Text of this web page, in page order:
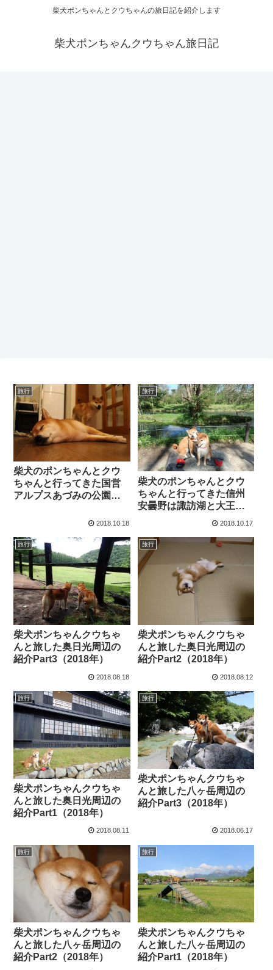
柴犬ポンちゃんとクウちゃんの旅日記を紹介します
柴犬ポンちゃんクウちゃん旅日記
旅行
柴犬のポンちゃんとクウ
ちゃんと行ってきた国営
アルプスあづみの公園、
ェニックスウィング白馬
2018.10.18
旅行
柴犬のポンちゃんとクウ
ちゃんと行ってきた信州
安曇野は諏訪湖と大王わ
さび農場と美味しい蕎麦
2018.10.17
旅行
柴犬ポンちゃんクウちゃ
んと旅した奥日光周辺の
紹介Part3（2018年）
2018.08.18
旅行
柴犬ポンちゃんクウちゃ
んと旅した奥日光周辺の
紹介Part2（2018年）
2018.08.12
旅行
柴犬ポンちゃんクウちゃ
んと旅した奥日光周辺の
紹介Part1（2018年）
2018.08.11
旅行
柴犬ポンちゃんクウちゃ
んと旅した八ヶ岳周辺の
紹介Part3（2018年）
2018.06.17
旅行
柴犬ポンちゃんクウちゃ
んと旅した八ヶ岳周辺の
紹介Part2（2018年）
旅行
柴犬ポンちゃんクウちゃ
んと旅した八ヶ岳周辺の
紹介Part1（2018年）